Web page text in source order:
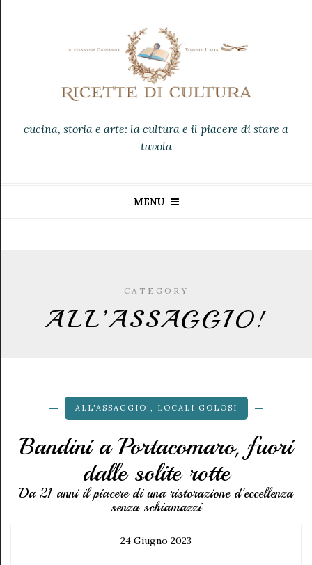
cucina, storia e arte: la cultura e il piacere di stare a
tavola
MENU
CATEGORY
ALL’ASSAGGIO!
ALL'ASSAGGIO! , LOCALI GOLOSI
Bandini a Portacomaro, fuori
dalle solite rotte
Da 21 anni il piacere di una ristorazione d'eccellenza
senza schiamazzi
24 Giugno 2023